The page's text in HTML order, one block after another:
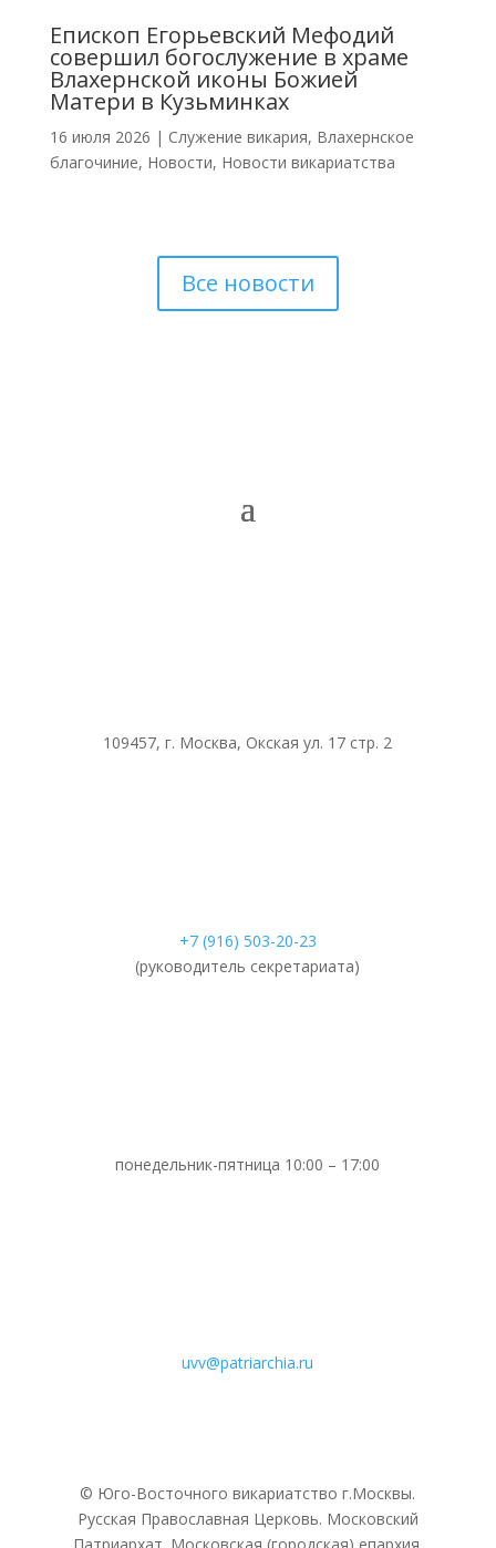
Епископ Егорьевский Мефодий
совершил богослужение в храме
Влахернской иконы Божией
Матери в Кузьминках
16 июля 2026 | Cлужение викария, Влахернское
благочиние, Новости, Новости викариатства
Все новости
109457, г. Москва, Окская ул. 17 стр. 2
+7 (916) 503-20-23
(руководитель секретариата)
понедельник-пятница 10:00 – 17:00
uvv@patriarchia.ru
© Юго-Восточного викариатствo г.Москвы.
Русская Православная Церковь. Московский